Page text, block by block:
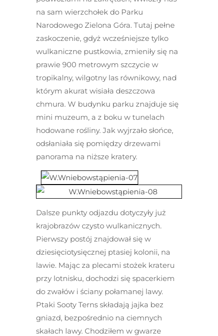
na sam wierzchołek do Parku
Narodowego Zielona Góra. Tutaj pełne
zaskoczenie, gdyż wcześniejsze tylko
wulkaniczne pustkowia, zmieniły się na
prawie 900 metrowym szczycie w
tropikalny, wilgotny las równikowy, nad
którym akurat wisiała deszczowa
chmura. W budynku parku znajduje się
mini muzeum, a z boku w tunelach
hodowane rośliny. Jak wyjrzało słońce,
odsłaniała się pomiędzy drzewami
panorama na niższe kratery.
Dalsze punkty odjazdu dotyczyły już
krajobrazów czysto wulkanicznych.
Pierwszy postój znajdował się w
dziesięciotysięcznej ptasiej kolonii, na
lawie. Mając za plecami stożek krateru
przy lotnisku, dochodzi się spacerkiem
do zwałów i ściany połamanej lawy.
Ptaki Sooty Terns składają jajka bez
gniazd, bezpośrednio na ciemnych
skałach lawy. Chodziłem w gwarze